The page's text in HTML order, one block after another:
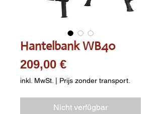
Hantelbank WB40
209,00 €Preis
inkl. MwSt. | Prijs zonder transport.
Nicht verfügbar